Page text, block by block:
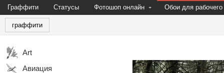
Граффити Статусы Фотошоп онлайн Обои для рабочего
граффити
Art
Авиация